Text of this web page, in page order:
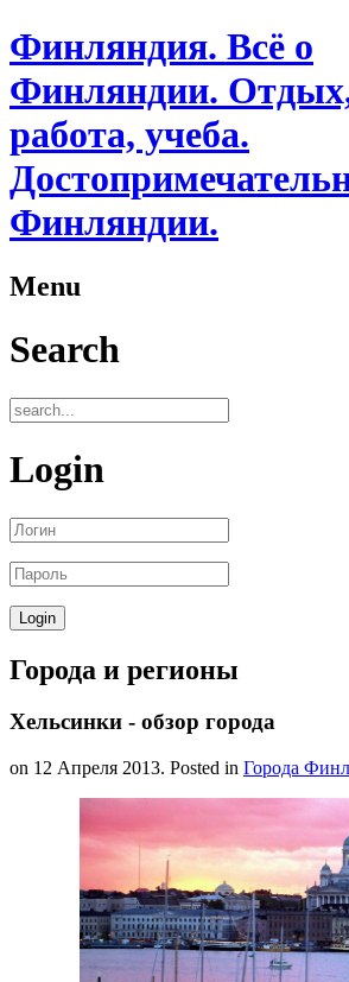
Финляндия. Всё о
Финляндии.
работа, учеба.
Финляндии.
Menu
Search
Login
Города и регионы
Хельсинки - обзор города
on 12 Апреля 2013. Posted in Города